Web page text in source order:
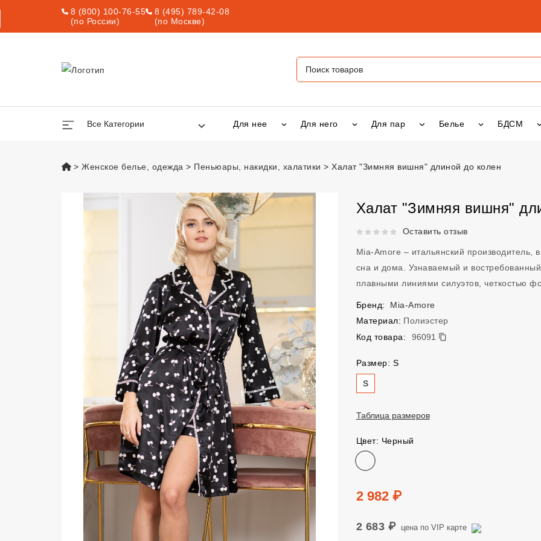
8 (800) 100-76-55
(по России)
8 (495) 789-42-08
(по Москве)
Все Категории Для нее Для него Для пар Белье БДСМ
vsexshop.ru
Женское белье, одежда Пеньюары, накидки, халатики Халат "Зимняя вишня" длиной до колен
Халат "Зимняя вишня" длиной до коленХалат "Зимняя вишня"
Рейтинг 5 из 5.Оставить отзыв
Mia-Amore – итальянский
сна и дома. Узнаваемый и
плавными линиями силуэтов, четкостью
Бренд:
Mia-Amore
Материал: Полиэстер
Код товара:
96091
96091
Размер: S
Размер
S
Таблица размеров
Цвет: Черный
Цвет
Цена
2 982 ₽
2 683 ₽ цена по VIP карте